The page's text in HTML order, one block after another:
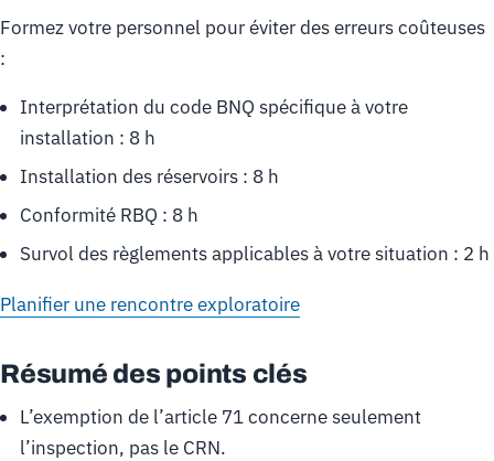
Formez votre personnel pour éviter des erreurs coûteuses
:
Interprétation du code BNQ spécifique à votre
installation : 8 h
Installation des réservoirs : 8 h
Conformité RBQ : 8 h
Survol des règlements applicables à votre situation : 2 h
Planifier une rencontre exploratoire
Résumé des points clés
L’exemption de l’article 71 concerne seulement
l’inspection, pas le CRN.